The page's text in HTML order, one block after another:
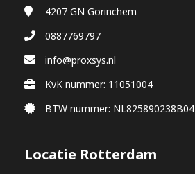
4207 GN Gorinchem
0887769797
info@proxsys.nl
KvK nummer: 11051004
BTW nummer: NL825890238B04
Locatie Rotterdam